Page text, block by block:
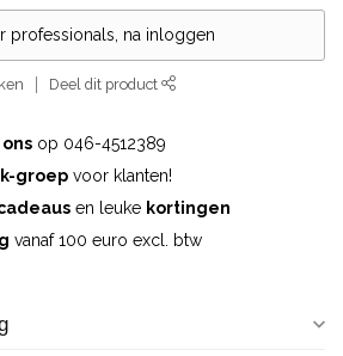
professionals, na inloggen
Deel dit product
ons op 046-4512389
groep voor klanten!
en leuke kortingen
vanaf 100 euro excl. btw